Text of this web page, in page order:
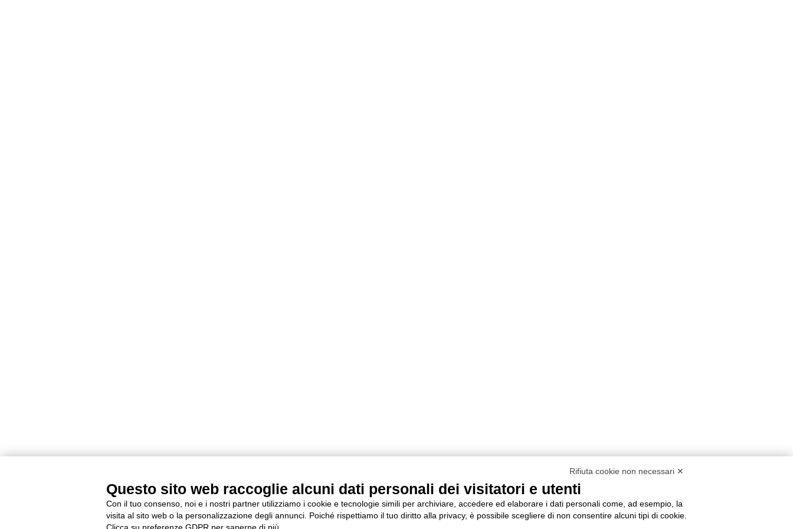
Rifiuta cookie non necessari ✕
Questo sito web raccoglie alcuni dati personali dei visitatori e utenti
Con il tuo consenso, noi e i nostri partner utilizziamo i cookie e tecnologie simili per archiviare, accedere ed elaborare i dati personali come, ad esempio, la
visita al sito web o la personalizzazione degli annunci. Poiché rispettiamo il tuo diritto alla privacy, è possibile scegliere di non consentire alcuni tipi di cookie.